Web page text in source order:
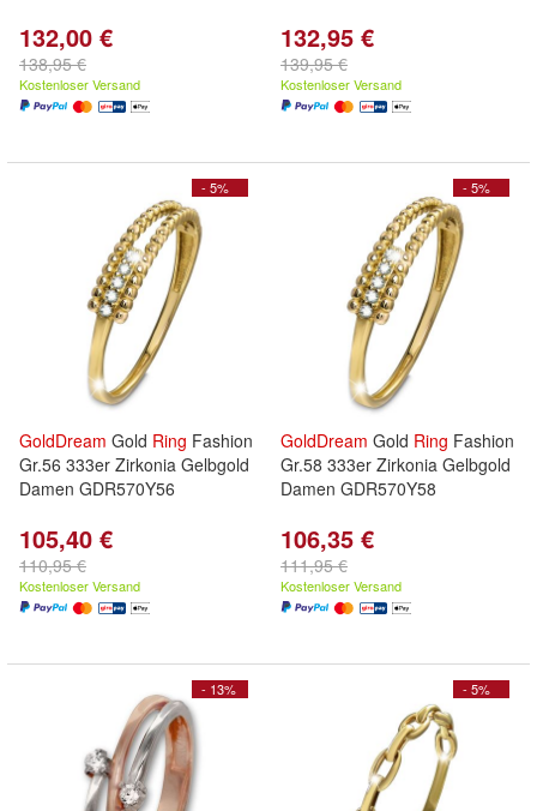
132,00 €
138,95 €
Kostenloser Versand
132,95 €
139,95 €
Kostenloser Versand
- 5%
GoldDream Gold Ring Fashion
Gr.56 333er Zirkonia Gelbgold
Damen GDR570Y56
105,40 €
110,95 €
Kostenloser Versand
- 5%
GoldDream Gold Ring Fashion
Gr.58 333er Zirkonia Gelbgold
Damen GDR570Y58
106,35 €
111,95 €
Kostenloser Versand
- 13% - 5%